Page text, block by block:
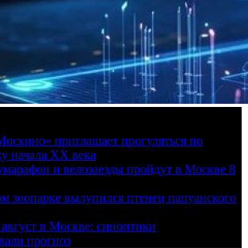
приглашает прогуляться по
начала XX века
и велозаезды пройдут в Москве 8
зоопарке вылупился птенец папуанского
в Москве: синоптики
прогноз